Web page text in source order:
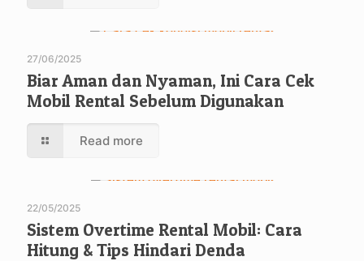
27/06/2025
Biar Aman dan Nyaman, Ini Cara Cek
Mobil Rental Sebelum Digunakan
Read more
22/05/2025
Sistem Overtime Rental Mobil: Cara
Hitung & Tips Hindari Denda